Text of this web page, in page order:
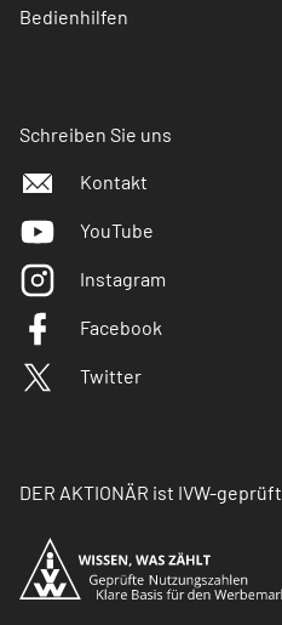
Bedienhilfen
Schreiben Sie uns
Kontakt
YouTube
Instagram
Facebook
Twitter
DER AKTIONÄR ist IVW-geprüft